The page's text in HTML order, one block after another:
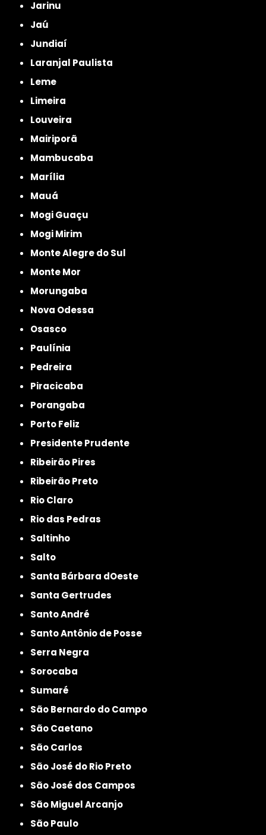
Jarinu
Jaú
Jundiaí
Laranjal Paulista
Leme
Limeira
Louveira
Mairiporã
Mambucaba
Marília
Mauá
Mogi Guaçu
Mogi Mirim
Monte Alegre do Sul
Monte Mor
Morungaba
Nova Odessa
Osasco
Paulínia
Pedreira
Piracicaba
Porangaba
Porto Feliz
Presidente Prudente
Ribeirão Pires
Ribeirão Preto
Rio Claro
Rio das Pedras
Saltinho
Salto
Santa Bárbara dOeste
Santa Gertrudes
Santo André
Santo Antônio de Posse
Serra Negra
Sorocaba
Sumaré
São Bernardo do Campo
São Caetano
São Carlos
São José do Rio Preto
São José dos Campos
São Miguel Arcanjo
São Paulo